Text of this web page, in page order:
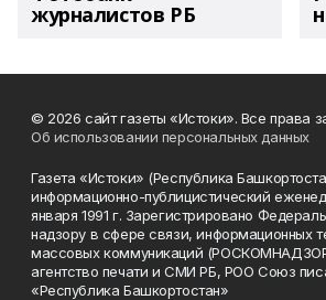
журналистов РБ
© 2026 сайт газеты «Истоки». Все права
Об использовании персональных данных
Газета «Истоки» (Республика
информационно-публицистический
января 1991 г. Зарегистрировано
надзору в сфере связи, информационных
массовых коммуникаций
агентство печати и СМИ РБ, РОО Союз
«Республика Башкортостан»